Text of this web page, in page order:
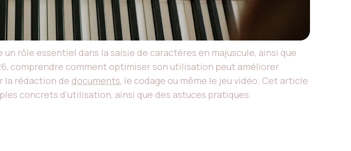
rôle essentiel dans la saisie de caractères en majuscule, ainsi que
comprendre comment optimiser son utilisation peut améliorer
la rédaction de documents, le codage ou même le jeu vidéo. Cet article
concrets d’utilisation, ainsi que des astuces pratiques.